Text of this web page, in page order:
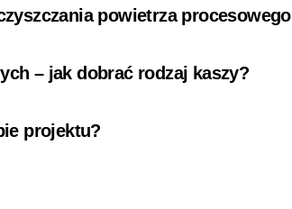
powietrza
– jak dobrać rodzaj kaszy?
projektu?